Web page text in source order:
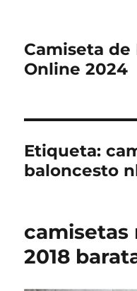
Camiseta de
Online 2024
Etiqueta:
baloncesto
camisetas
2018